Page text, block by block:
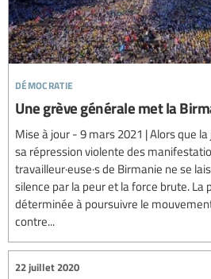
démocratie
Une grève générale met la
Mise à jour - 9 mars 2021 | Alors que
sa répression violente des
travailleur·euse·s de Birmanie ne se
silence par la peur et la force brute. La
déterminée à poursuivre le
contre...
22 juillet 2020